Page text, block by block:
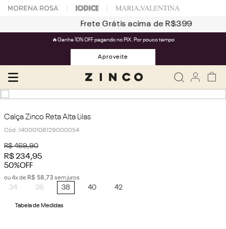
Frete Grátis acima de R$399
🔥Ganhe 10% OFF pagando no PIX. Por pouco tempo
Aproveite
Calça Zinco Reta Alta Lilas
Cód.:14000108129000054
R$ 469,90
R$234,95
50%OFF
ou4x de R$ 58,73 sem juros
34 36 38 40 42
Tabela de Medidas